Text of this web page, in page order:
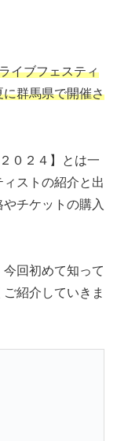
イブフェスティ
に群馬県で開催さ
０２４】とは一
ストの紹介と出
チケットの購入
回初めて知って
紹介していきま